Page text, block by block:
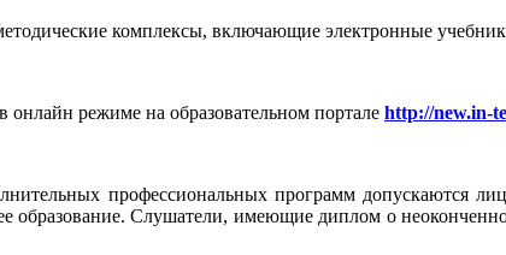
комплексы, включающие электронные
онлайн режиме на образовательном портале http://new.in-
профессиональных программ допускаются
Слушатели, имеющие диплом о